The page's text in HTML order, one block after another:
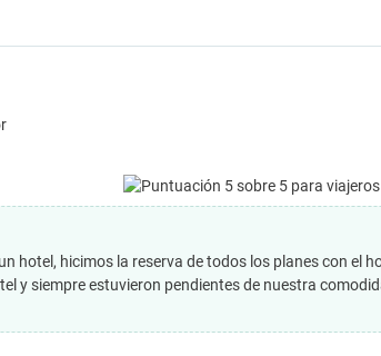
hotel, hicimos la reserva de todos los planes con el
y siempre estuvieron pendientes de nuestra